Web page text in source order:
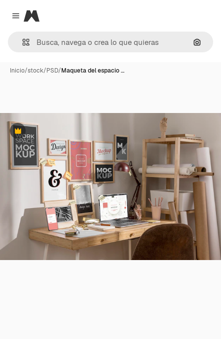
Close menu
Magnific
Inicio/stock/PSD/Maqueta del espacio …
Premium